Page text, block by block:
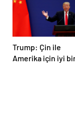
Trump: Çin ile
Amerika için iyi